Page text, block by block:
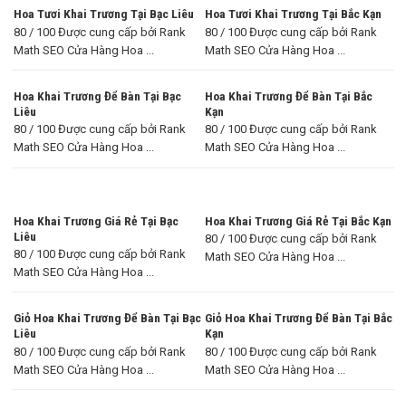
Hoa Tươi Khai Trương Tại Bạc Liêu
80 / 100 Được cung cấp bởi Rank
Math SEO Cửa Hàng Hoa ...
Hoa Tươi Khai Trương Tại Bắc Kạn
80 / 100 Được cung cấp bởi Rank
Math SEO Cửa Hàng Hoa ...
Hoa Khai Trương Để Bàn Tại Bạc
Liêu
80 / 100 Được cung cấp bởi Rank
Math SEO Cửa Hàng Hoa ...
Hoa Khai Trương Để Bàn Tại Bắc
Kạn
80 / 100 Được cung cấp bởi Rank
Math SEO Cửa Hàng Hoa ...
Hoa Khai Trương Giá Rẻ Tại Bạc
Liêu
80 / 100 Được cung cấp bởi Rank
Math SEO Cửa Hàng Hoa ...
Hoa Khai Trương Giá Rẻ Tại Bắc Kạn
80 / 100 Được cung cấp bởi Rank
Math SEO Cửa Hàng Hoa ...
Giỏ Hoa Khai Trương Để Bàn Tại Bạc
Liêu
80 / 100 Được cung cấp bởi Rank
Math SEO Cửa Hàng Hoa ...
Giỏ Hoa Khai Trương Để Bàn Tại Bắc
Kạn
80 / 100 Được cung cấp bởi Rank
Math SEO Cửa Hàng Hoa ...